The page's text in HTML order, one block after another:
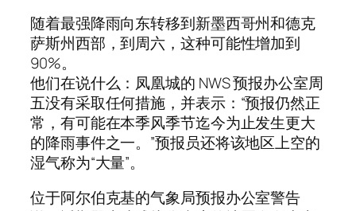
随着最强降雨向东转移到新墨西哥州和德克
萨斯州西部，到周六，这种可能性增加到
90%。
他们在说什么：凤凰城的 NWS 预报办公室周
五没有采取任何措施，并表示：“预报仍然正
常，有可能在本季风季节迄今为止发生更大
的降雨事件之一。”预报员还将该地区上空的
湿气称为“大量”。
位于阿尔伯克基的气象局预报办公室警告